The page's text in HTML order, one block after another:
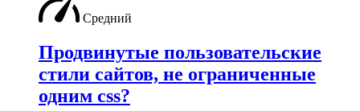
Средний
Продвинутые пользовательские
стили сайтов, не ограниченные
одним css?